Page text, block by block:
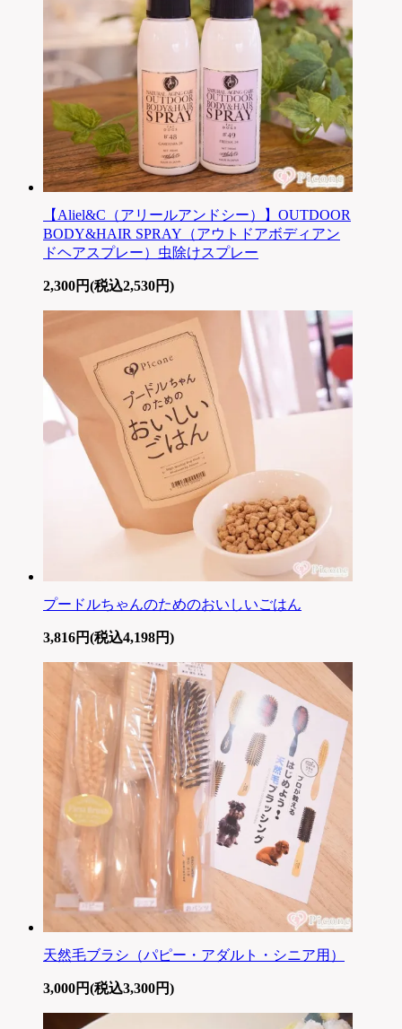
【Aliel&C（アリールアンドシー）】OUTDOOR
BODY&HAIR SPRAY（アウトドアボディアン
ドヘアスプレー）虫除けスプレー
2,300円(税込2,530円)
プードルちゃんのためのおいしいごはん
3,816円(税込4,198円)
天然毛ブラシ（パピー・アダルト・シニア用）
3,000円(税込3,300円)